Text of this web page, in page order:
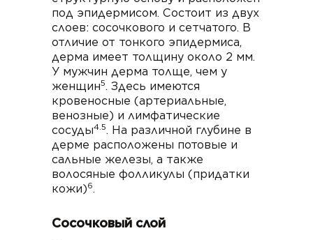
под эпидермисом. Состоит из двух
слоев: сосочкового и сетчатого. В
отличие от тонкого эпидермиса,
дерма имеет толщину около 2 мм.
У мужчин дерма толще, чем у
женщин5. Здесь имеются
кровеносные (артериальные,
венозные) и лимфатические
сосуды4.5. На различной глубине в
дерме расположены потовые и
сальные железы, а также
волосяные фолликулы (придатки
кожи)6.
Сосочковый слой